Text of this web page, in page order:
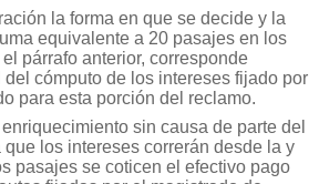
la forma en que se decide y la
equivalente a 20 pasajes en los
párrafo anterior, corresponde
cómputo de los intereses fijado por
para esta porción del reclamo.
sin causa de parte del
los intereses correrán desde la y
pasajes se coticen el efectivo pago